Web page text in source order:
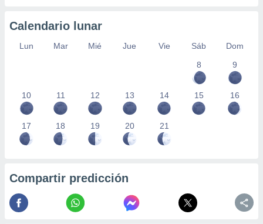
Calendario lunar
Lun Mar Mié Jue Vie Sáb
Dom
8
9
10 11 12 13 14 15 16
17 18 19 20 21
Compartir predicción